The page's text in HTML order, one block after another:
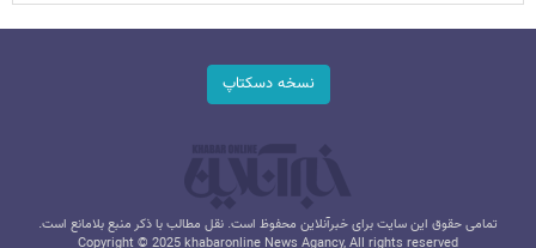
نسخه دسکتاپ
تمامی حقوق این سایت برای خبرآنلاین محفوظ است. نقل مطالب با ذکر منبع بلامانع است.
Copyright © 2025 khabaronline News Agancy, All rights reserved